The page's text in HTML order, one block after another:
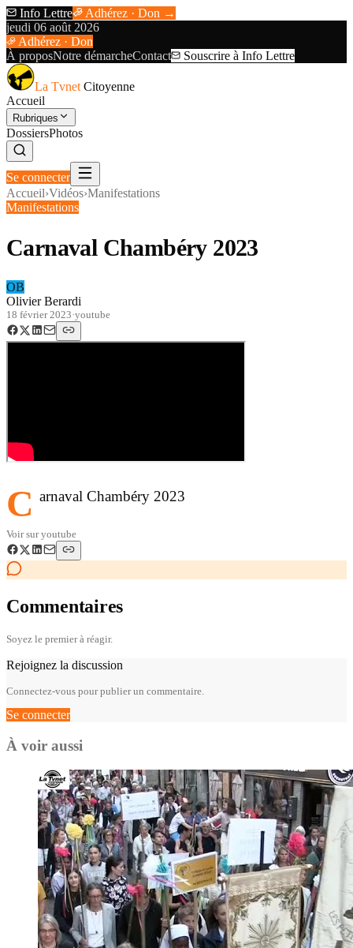
Info Lettre
Adhérez · Don →
jeudi 06 août 2026
Adhérez · Don
À proposNotre démarcheContact Souscrire à Info Lettre
La Tvnet Citoyenne
Accueil
Rubriques
DossiersPhotos
Se connecter
Accueil›Vidéos›Manifestations
Manifestations
Carnaval Chambéry 2023
OB
Olivier Berardi
18 février 2023·youtube
C arnaval Chambéry 2023
Voir suryoutube
Commentaires
Soyez le premier à réagir.
Rejoignez la discussion
Connectez-vous pour publier un commentaire.
Se connecter
À voir aussi